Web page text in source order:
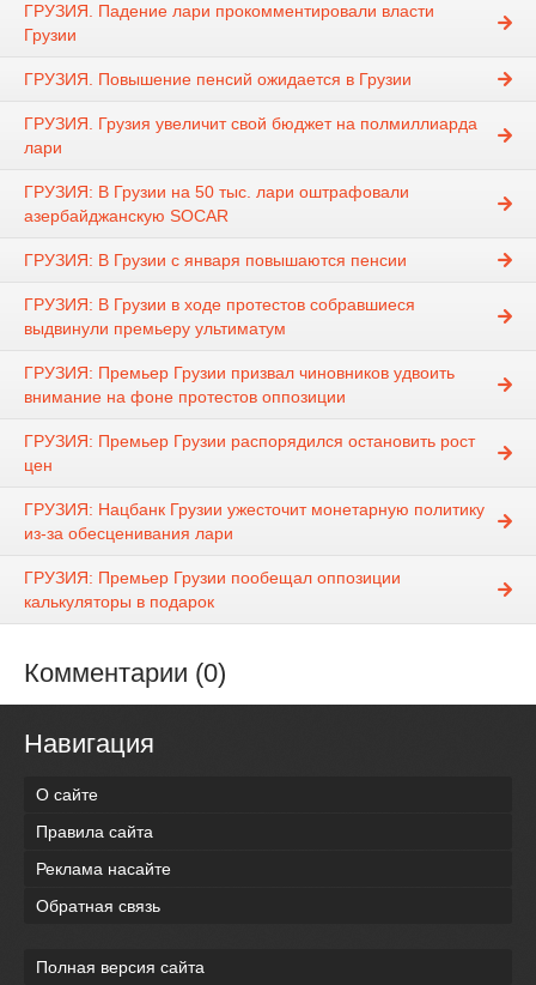
ГРУЗИЯ. Падение лари прокомментировали власти
Грузии
ГРУЗИЯ. Повышение пенсий ожидается в Грузии
ГРУЗИЯ. Грузия увеличит свой бюджет на полмиллиарда
лари
ГРУЗИЯ: В Грузии на 50 тыс. лари оштрафовали
азербайджанскую SOCAR
ГРУЗИЯ: В Грузии с января повышаются пенсии
ГРУЗИЯ: В Грузии в ходе протестов собравшиеся
выдвинули премьеру ультиматум
ГРУЗИЯ: Премьер Грузии призвал чиновников удвоить
внимание на фоне протестов оппозиции
ГРУЗИЯ: Премьер Грузии распорядился остановить рост
цен
ГРУЗИЯ: Нацбанк Грузии ужесточит монетарную политику
из-за обесценивания лари
ГРУЗИЯ: Премьер Грузии пообещал оппозиции
калькуляторы в подарок
Комментарии (0)
Навигация
О сайте
Правила сайта
Реклама насайте
Обратная связь
Полная версия сайта